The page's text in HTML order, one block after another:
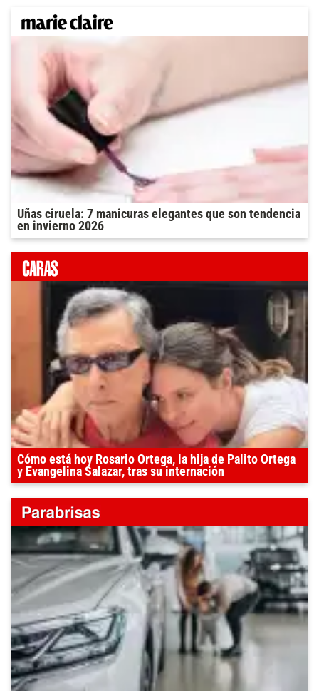
Uñas ciruela: 7 manicuras elegantes que son tendencia
en invierno 2026
Cómo está hoy Rosario Ortega, la hija de Palito Ortega
y Evangelina Salazar, tras su internación